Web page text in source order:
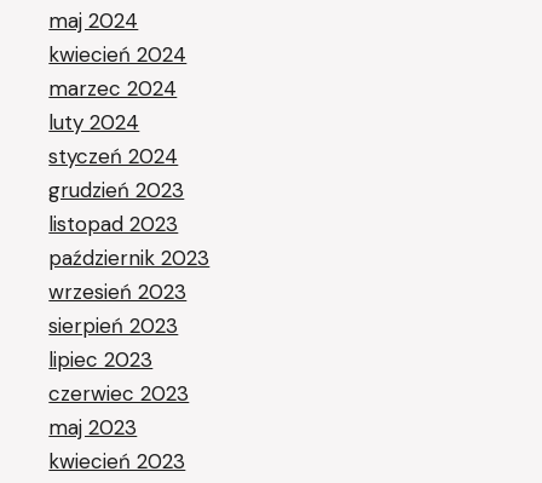
maj 2024
kwiecień 2024
marzec 2024
luty 2024
styczeń 2024
grudzień 2023
listopad 2023
październik 2023
wrzesień 2023
sierpień 2023
lipiec 2023
czerwiec 2023
maj 2023
kwiecień 2023